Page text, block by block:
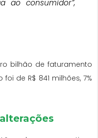
ao consumidor”,
bilhão de faturamento
de R$ 841 milhões, 7%